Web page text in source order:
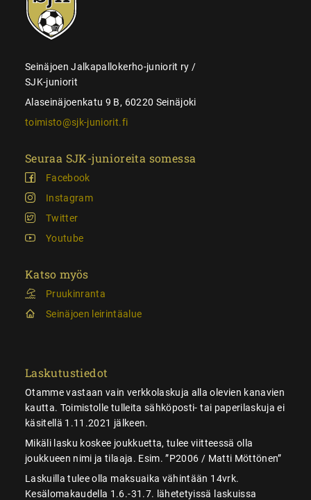
juniorit
Seinäjoen Jalkapallokerho-juniorit ry /
SJK-juniorit
Alaseinäjoenkatu 9 B, 60220 Seinäjoki
toimisto@sjk-juniorit.fi
Seuraa SJK-junioreita somessa
Facebook
Instagram
Twitter
Youtube
Katso myös
Pruukinranta
Seinäjoen leirintäalue
Laskutustiedot
Otamme vastaan vain verkkolaskuja alla olevien kanavien
kautta. Toimistolle tulleita sähköposti- tai paperilaskuja ei
käsitellä 1.11.2021 jälkeen.
Mikäli lasku koskee joukkuetta, tulee viitteessä olla
joukkueen nimi ja tilaaja. Esim. ”P2006 / Matti Möttönen”
Laskuilla tulee olla maksuaika vähintään 14vrk.
Kesälomakaudella 1.6.-31.7. lähetetyissä laskuissa